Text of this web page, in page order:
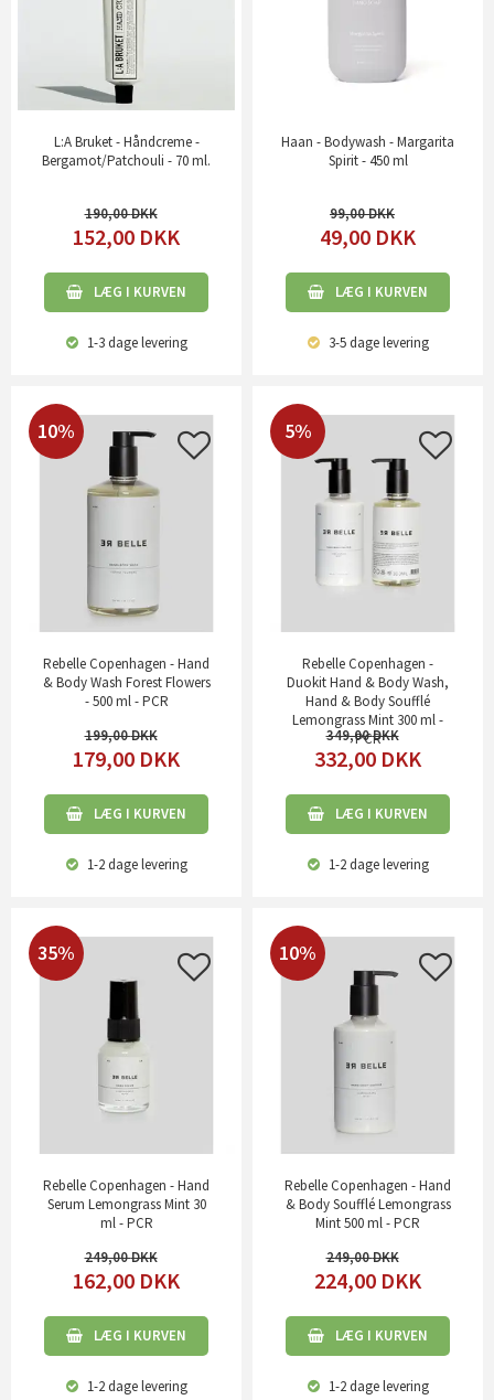
L:A Bruket - Håndcreme -
Bergamot/Patchouli - 70 ml.
190,00
152,00 DKK
LÆG I KURVEN
1-3 dagelevering
Haan - Bodywash - Margarita
Spirit - 450 ml
99,00
49,00 DKK
LÆG I KURVEN
3-5 dagelevering
10%
Rebelle Copenhagen - Hand
& Body Wash Forest Flowers
- 500 ml - PCR
199,00
179,00 DKK
LÆG I KURVEN
1-2 dagelevering
5%
Rebelle Copenhagen -
Duokit Hand & Body Wash,
Hand & Body Soufflé
Lemongrass Mint 300 ml -
PCR
349,00
332,00 DKK
LÆG I KURVEN
1-2 dagelevering
35%
Rebelle Copenhagen - Hand
Serum Lemongrass Mint 30
ml - PCR
249,00
162,00 DKK
LÆG I KURVEN
1-2 dagelevering
10%
Rebelle Copenhagen - Hand
& Body Soufflé Lemongrass
Mint 500 ml - PCR
249,00
224,00 DKK
LÆG I KURVEN
1-2 dagelevering